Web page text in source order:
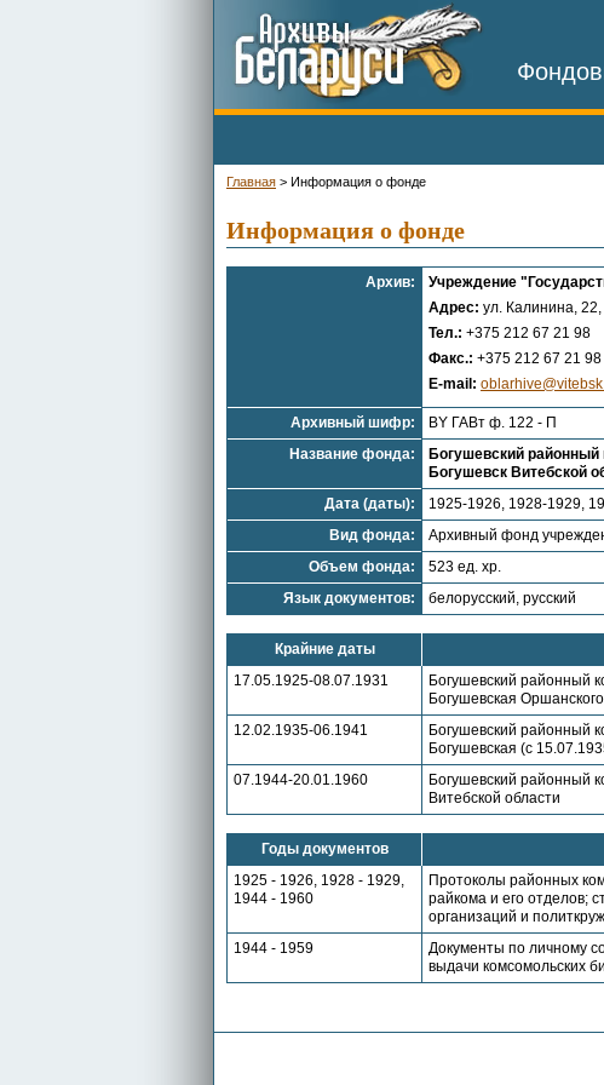
Главная > Информация о фонде
Информация о фонде
Архив:
Учреждение
Адрес: ул. Калинина,
Тел.: +375 212 67 21 98
Факс.: +375 212 67 21 98
E-mail:
Архивный шифр:
BY ГАВт ф. 122 - П
Название фонда:
Богушевский
Богушевск Витебской
Дата (даты):
1925-1926, 1928-1929,
Вид фонда:
Архивный фонд
Объем фонда:
523 ед. хр.
Язык документов:
белорусский, русский
Крайние даты
17.05.1925-08.07.1931
Богушевский районный
Богушевская
12.02.1935-06.1941
Богушевский районный
Богушевская (с
07.1944-20.01.1960
Богушевский районный
Витебской области
Годы документов
1925 - 1926, 1928 - 1929,
1944 - 1960
Протоколы районных
райкома и его отделов;
организаций и
1944 - 1959
Документы по личному
выдачи комсомольских